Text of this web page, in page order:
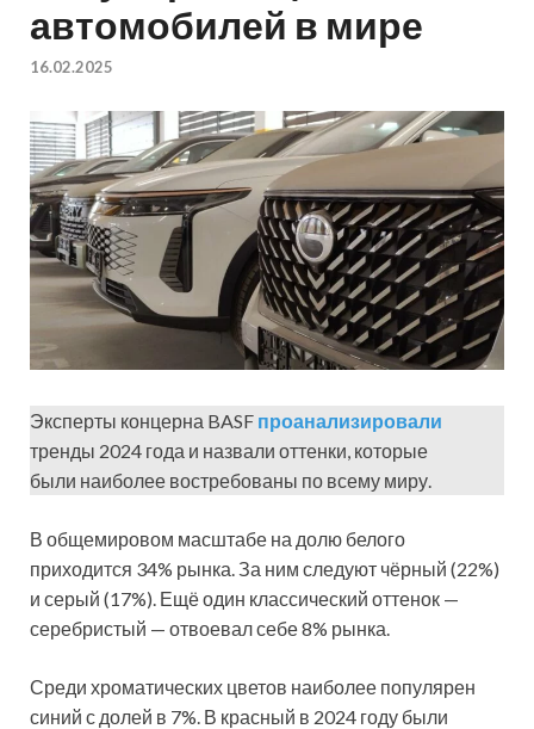
автомобилей в мире
16.02.2025
Эксперты концерна BASF проанализировали
тренды 2024 года и назвали оттенки, которые
были наиболее востребованы по всему миру.
В общемировом масштабе на долю белого
приходится 34% рынка. За ним следуют чёрный (22%)
и серый (17%). Ещё один классический оттенок —
серебристый — отвоевал себе 8% рынка.
Среди хроматических цветов наиболее популярен
синий с долей в 7%. В красный в 2024 году были